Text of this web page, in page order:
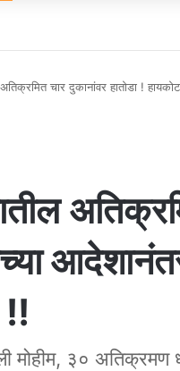
चार दुकानांवर हातोडा !
!!
३० अतिक्रमण